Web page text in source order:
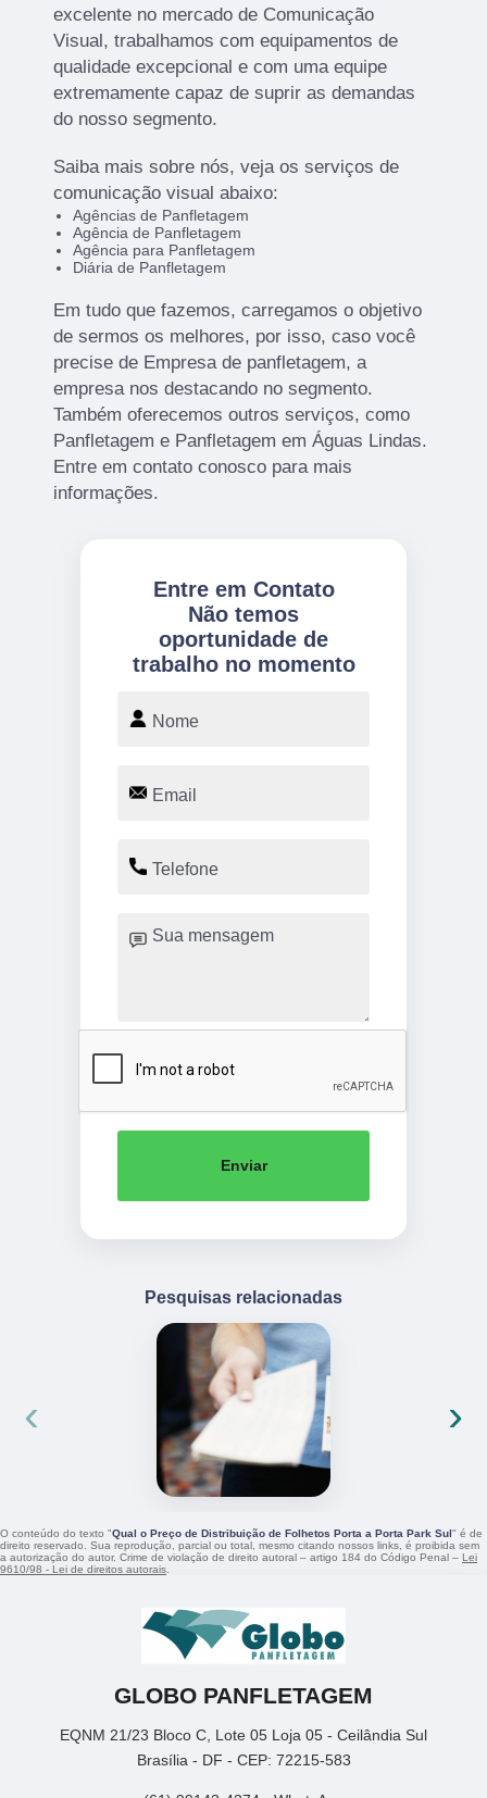
excelente no mercado de Comunicação
Visual, trabalhamos com equipamentos de
qualidade excepcional e com uma equipe
extremamente capaz de suprir as demandas
do nosso segmento.
Saiba mais sobre nós, veja os serviços de
comunicação visual abaixo:
Agências de Panfletagem
Agência de Panfletagem
Agência para Panfletagem
Diária de Panfletagem
Em tudo que fazemos, carregamos o objetivo
de sermos os melhores, por isso, caso você
precise de Empresa de panfletagem, a
empresa nos destacando no segmento.
Também oferecemos outros serviços, como
Panfletagem e Panfletagem em Águas Lindas.
Entre em contato conosco para mais
informações.
Entre em Contato
Não temos
oportunidade de
trabalho no momento
Enviar
Pesquisas relacionadas
‹ ›
O conteúdo do texto "Qual o Preço de Distribuição de Folhetos Porta a Porta Park Sul" é de
direito reservado. Sua reprodução, parcial ou total, mesmo citando nossos links, é proibida sem
a autorização do autor. Crime de violação de direito autoral – artigo 184 do Código Penal – Lei
9610/98 - Lei de direitos autorais.
GLOBO PANFLETAGEM
EQNM 21/23 Bloco C, Lote 05 Loja 05 - Ceilândia Sul
Brasília - DF - CEP: 72215-583